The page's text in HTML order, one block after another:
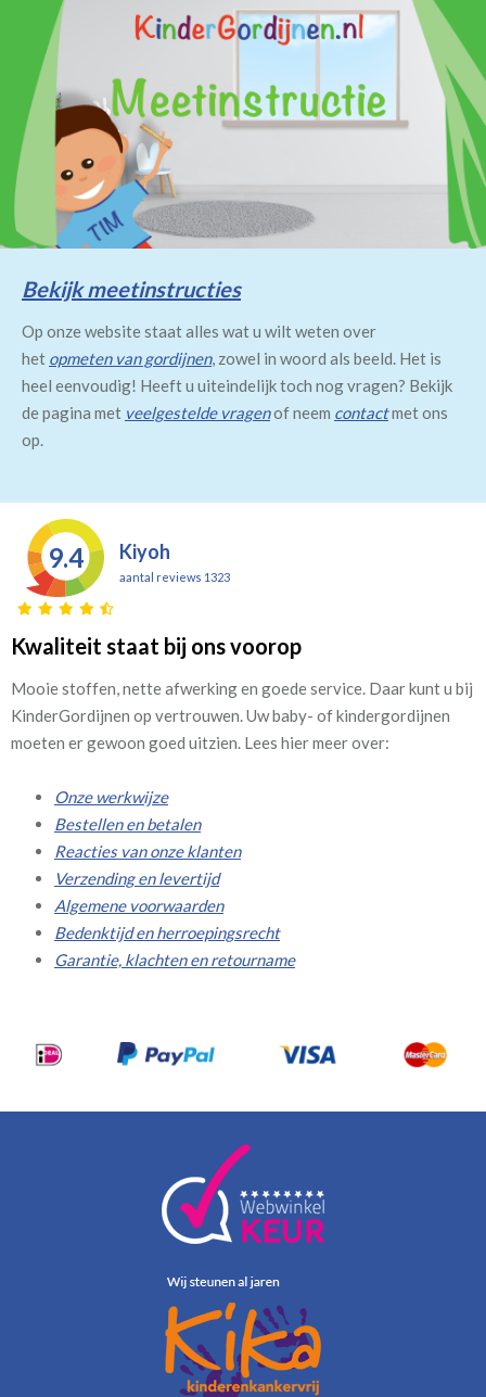
Bekijk meetinstructies
Op onze website staat alles wat u wilt weten over
het opmeten van gordijnen, zowel in woord als beeld. Het is
heel eenvoudig! Heeft u uiteindelijk toch nog vragen? Bekijk
de pagina met veelgestelde vragenof neem contactmet ons
op.
9.4 Kiyoh
aantal reviews 1323
Kwaliteit staat bij ons voorop
Mooie stoffen, nette afwerking en goede service. Daar kunt u bij
KinderGordijnen op vertrouwen. Uw baby- of kindergordijnen
moeten er gewoon goed uitzien. Lees hier meer over:
Onze werkwijze
Bestellen en betalen
Reacties van onze klanten
Verzending en levertijd
Algemene voorwaarden
Bedenktijd en herroepingsrecht
Garantie, klachten en retourname